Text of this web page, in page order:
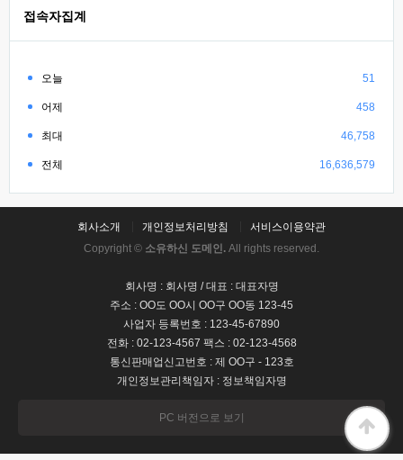
접속자집계
오늘 51
어제 458
최대 46,758
전체 16,636,579
회사소개 개인정보처리방침
서비스이용약관
Copyright © 소유하신 도메인. All rights reserved.
회사명 : 회사명 / 대표 : 대표자명
주소 : OO도 OO시 OO구 OO동 123-45
사업자 등록번호 : 123-45-67890
전화 : 02-123-4567 팩스 : 02-123-4568
통신판매업신고번호 : 제 OO구 - 123호
개인정보관리책임자 : 정보책임자명
PC 버전으로 보기